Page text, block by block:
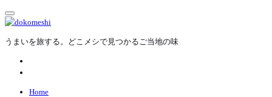
内
容
ス
うまいを旅する。どこメシで見つかるご当地の味
Home